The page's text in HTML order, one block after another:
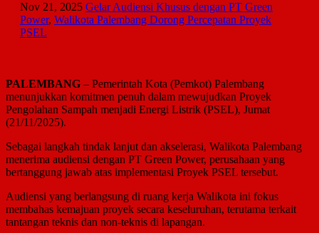
Nov 21, 2025 Gelar Audiensi Khusus dengan PT Green
Power, Walikota Palembang Dorong Percepatan Proyek
PSEL
PALEMBANG – Pemerintah Kota (Pemkot) Palembang
menunjukkan komitmen penuh dalam mewujudkan Proyek
Pengolahan Sampah menjadi Energi Listrik (PSEL), Jumat
(21/11/2025).
Sebagai langkah tindak lanjut dan akselerasi, Walikota Palembang
menerima audiensi dengan PT Green Power, perusahaan yang
bertanggung jawab atas implementasi Proyek PSEL tersebut.
​Audiensi yang berlangsung di ruang kerja Walikota ini fokus
membahas kemajuan proyek secara keseluruhan, terutama terkait
tantangan teknis dan non-teknis di lapangan.